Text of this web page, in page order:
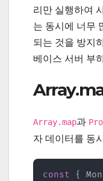
리만 실행하여
는 동시에 너무
되는 것을 방지
베이스 서버 부
Array.map과
자 데이터를 동
const {